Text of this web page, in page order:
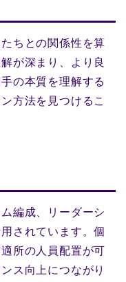
ちとの関係性を算
が深まり、より良
の本質を理解する
方法を見つけるこ
編成、リーダーシ
されています。個
所の人員配置が可
ス向上につながり